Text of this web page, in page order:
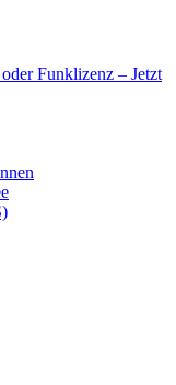
Funklizenz – Jetzt